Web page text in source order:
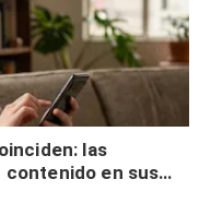
las
contenido en sus
validación